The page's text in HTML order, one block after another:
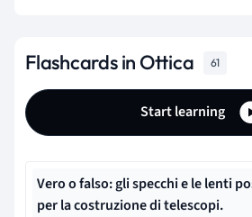
Flashcards in Ottica 61
Start learning
Vero o falso: gli specchi e le lenti
per la costruzione di telescopi.